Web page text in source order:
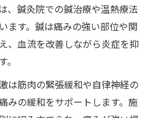
、鍼灸院での鍼治療や温熱療法
ます。鍼は痛みの強い部位や関
、血流を改善しながら炎症を抑
は筋肉の緊張緩和や自律神経の
みの緩和をサポートします。施